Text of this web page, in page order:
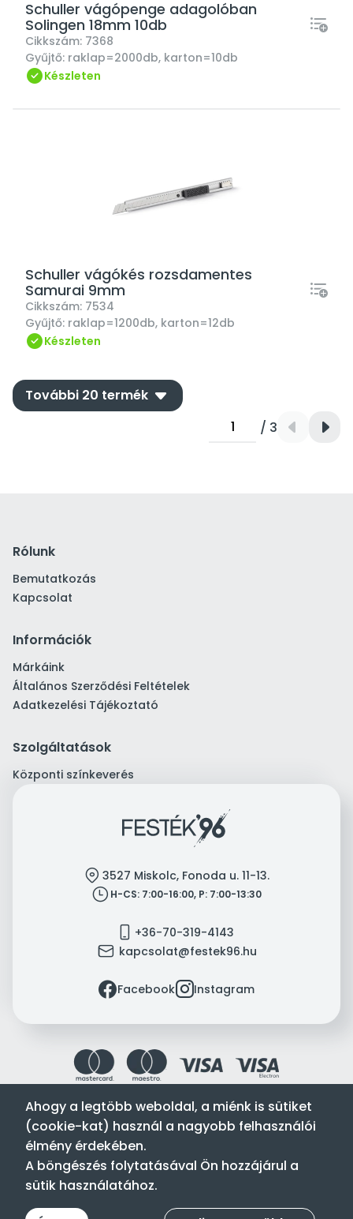
Schuller vágópenge adagolóban
Solingen 18mm 10db
Cikkszám: 7368
Gyűjtő: raklap=2000db, karton=10db
Készleten
Schuller vágókés rozsdamentes
Samurai 9mm
Cikkszám: 7534
Gyűjtő: raklap=1200db, karton=12db
Készleten
További 20 termék down
/ 3
Rólunk
Bemutatkozás
Kapcsolat
Információk
Márkáink
Általános Szerződési Feltételek
Adatkezelési Tájékoztató
Szolgáltatások
Központi színkeverés
location 3527 Miskolc, Fonoda u. 11-13.
clock H-CS: 7:00-16:00, P: 7:00-13:30
mobile +36-70-319-4143
mail kapcsolat@festek96.hu
facebookFacebookinstagramInstagram
Festék’96 Kft. © 1996-2024. Minden jog fenntartva.
Tervezte és készítette:
forgalmazója.
Ahogy a legtöbb weboldal, a miénk is sütiket
(cookie-kat) használ a nagyobb felhasználói
élmény érdekében.
A böngészés folytatásával Ön hozzájárul a
sütik használatához.